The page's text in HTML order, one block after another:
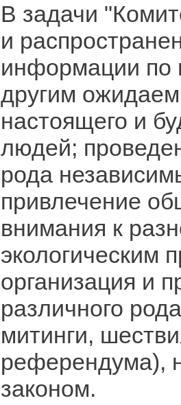
В задачи
и
информации по
другим
настоящего и
людей;
рода
привлечение
внимания к
экологическим
организация и
различного
митинги,
референдума),
законом.